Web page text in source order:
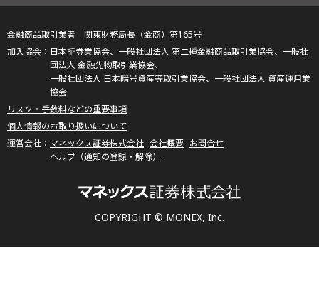
COPYRIGHT © MONEX, Inc.
金融商品取引業者 関東財務局長（金商）第165号
日本証券業協会、一般社団法人 第二種金融商品取引業協会、一般社
団法人 金融先物取引業協会、
一般社団法人 日本暗号資産等取引業協会、一般社団法人 資産運用業
協会
リスク・手数料などの重要事項
個人情報のお取り扱いについて
マネックス証券株式会社 会社概要 お問合せ
ヘルプ（通知の登録・解除）